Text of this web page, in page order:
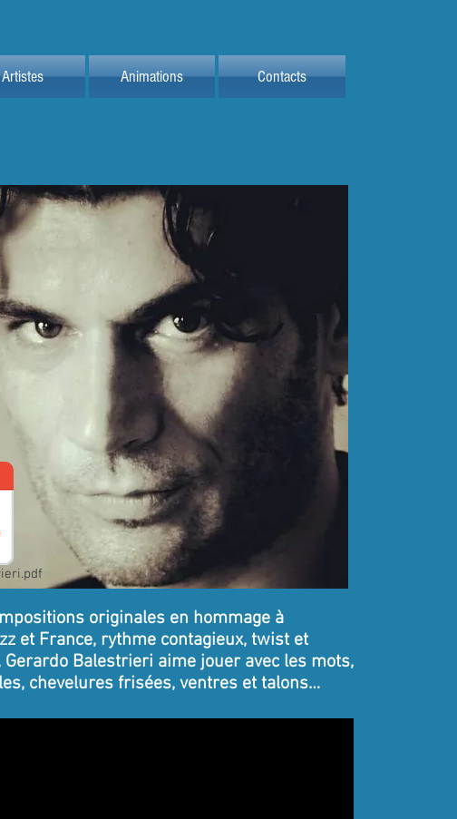
Artistes Animations Contacts
originales en hommage à
et France, rythme contagieux, twist et
Balestrieri aime jouer avec les mots,
chevelures frisées, ventres et talons…